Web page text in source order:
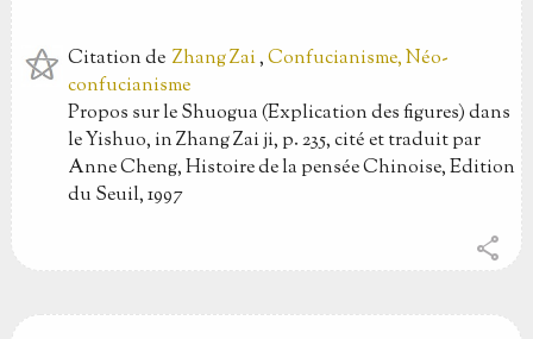
Citationde Zhang Zai,Confucianisme, Néo-
confucianisme
Propos sur le Shuogua (Explication des figures) dans
le Yishuo, in Zhang Zai ji, p. 235, cité et traduit par
Anne Cheng, Histoire de la pensée Chinoise, Edition
du Seuil, 1997
share